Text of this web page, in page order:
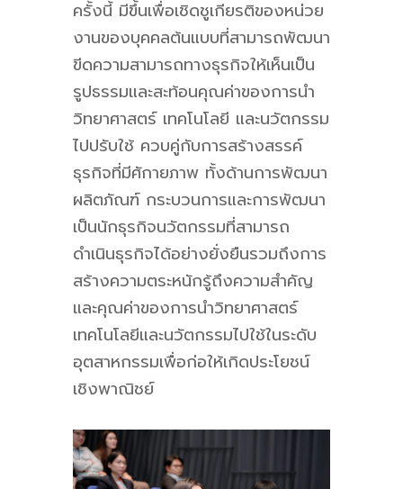
ครั้งนี้ มีขึ้นเพื่อเชิดชูเกียรติของหน่วย
งานของบุคคลต้นแบบที่สามารถพัฒนา
ขีดความสามารถทางธุรกิจให้เห็นเป็น
รูปธรรมและสะท้อนคุณค่าของการนำ
วิทยาศาสตร์ เทคโนโลยี และนวัตกรรม
ไปปรับใช้ ควบคู่กับการสร้างสรรค์
ธุรกิจที่มีศักายภาพ ทั้งด้านการพัฒนา
ผลิตภัณฑ์ กระบวนการและการพัฒนา
เป็นนักธุรกิจนวัตกรรมที่สามารถ
ดำเนินธุรกิจได้อย่างยั่งยืนรวมถึงการ
สร้างความตระหนักรู้ถึงความสำคัญ
และคุณค่าของการนำวิทยาศาสตร์
เทคโนโลยีและนวัตกรรมไปใช้ในระดับ
อุตสาหกรรมเพื่อก่อให้เกิดประโยชน์
เชิงพาณิชย์